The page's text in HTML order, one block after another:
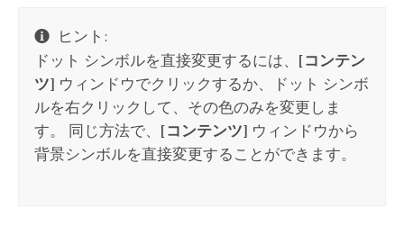
ヒント:
ドット シンボルを直接変更するには、 [コンテン
ツ] ウィンドウでクリックするか、ドット シンボ
ルを右クリックして、その色のみを変更しま
す。 同じ方法で、 [コンテンツ] ウィンドウから
背景シンボルを直接変更することができます。